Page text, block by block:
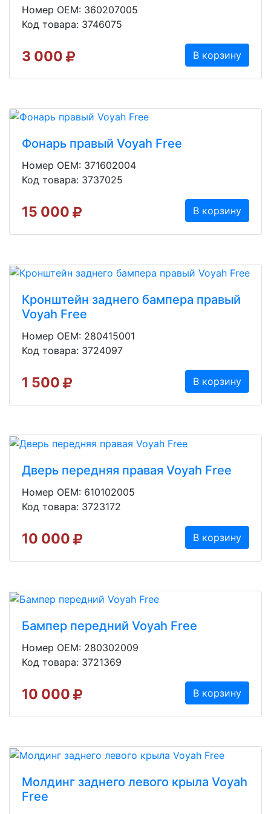
Номер OEM: 360207005
Код товара: 3746075
3 000 В корзину
Фонарь правый Voyah Free
Номер OEM: 371602004
Код товара: 3737025
15 000 В корзину
Кронштейн заднего бампера правый
Voyah Free
Номер OEM: 280415001
Код товара: 3724097
1 500 В корзину
Дверь передняя правая Voyah Free
Номер OEM: 610102005
Код товара: 3723172
10 000 В корзину
Бампер передний Voyah Free
Номер OEM: 280302009
Код товара: 3721369
10 000 В корзину
Молдинг заднего левого крыла Voyah
Free